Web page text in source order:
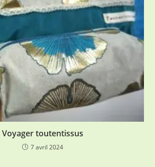
Voyager toutentissus
7 avril 2024